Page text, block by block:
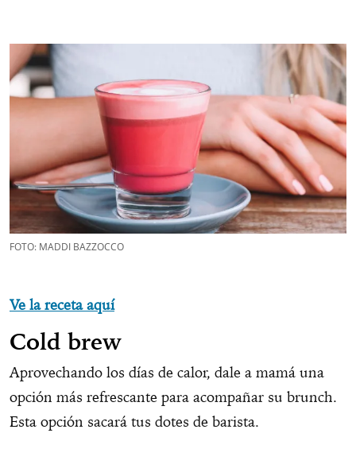
FOTO: MADDI BAZZOCCO
Ve la receta aquí
Cold brew
Aprovechando los días de calor, dale a mamá una
opción más refrescante para acompañar su brunch.
Esta opción sacará tus dotes de barista.